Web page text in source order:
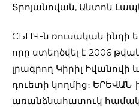
Տրոյանովան, Անտոն
СБПЧ-ն ռուսական ինդի
որը ստեղծվել է 2006
լրագրող Կիրիլ Իվանովի
դուետի կողմից։
առանձնահատուկ